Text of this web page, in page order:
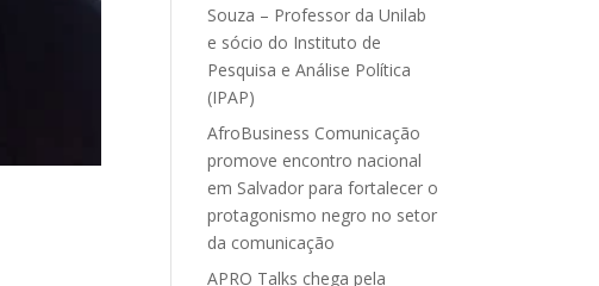
Souza – Professor da Unilab
e sócio do Instituto de
Pesquisa e Análise Política
(IPAP)
AfroBusiness Comunicação
promove encontro nacional
em Salvador para fortalecer o
protagonismo negro no setor
da comunicação
APRO Talks chega pela